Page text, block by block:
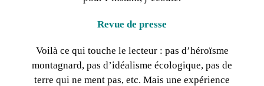
Revue de presse
Voilà ce qui touche le lecteur : pas d’héroïsme
montagnard, pas d’idéalisme écologique, pas de
terre qui ne ment pas, etc. Mais une expérience